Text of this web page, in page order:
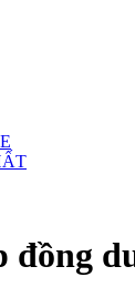
đồng